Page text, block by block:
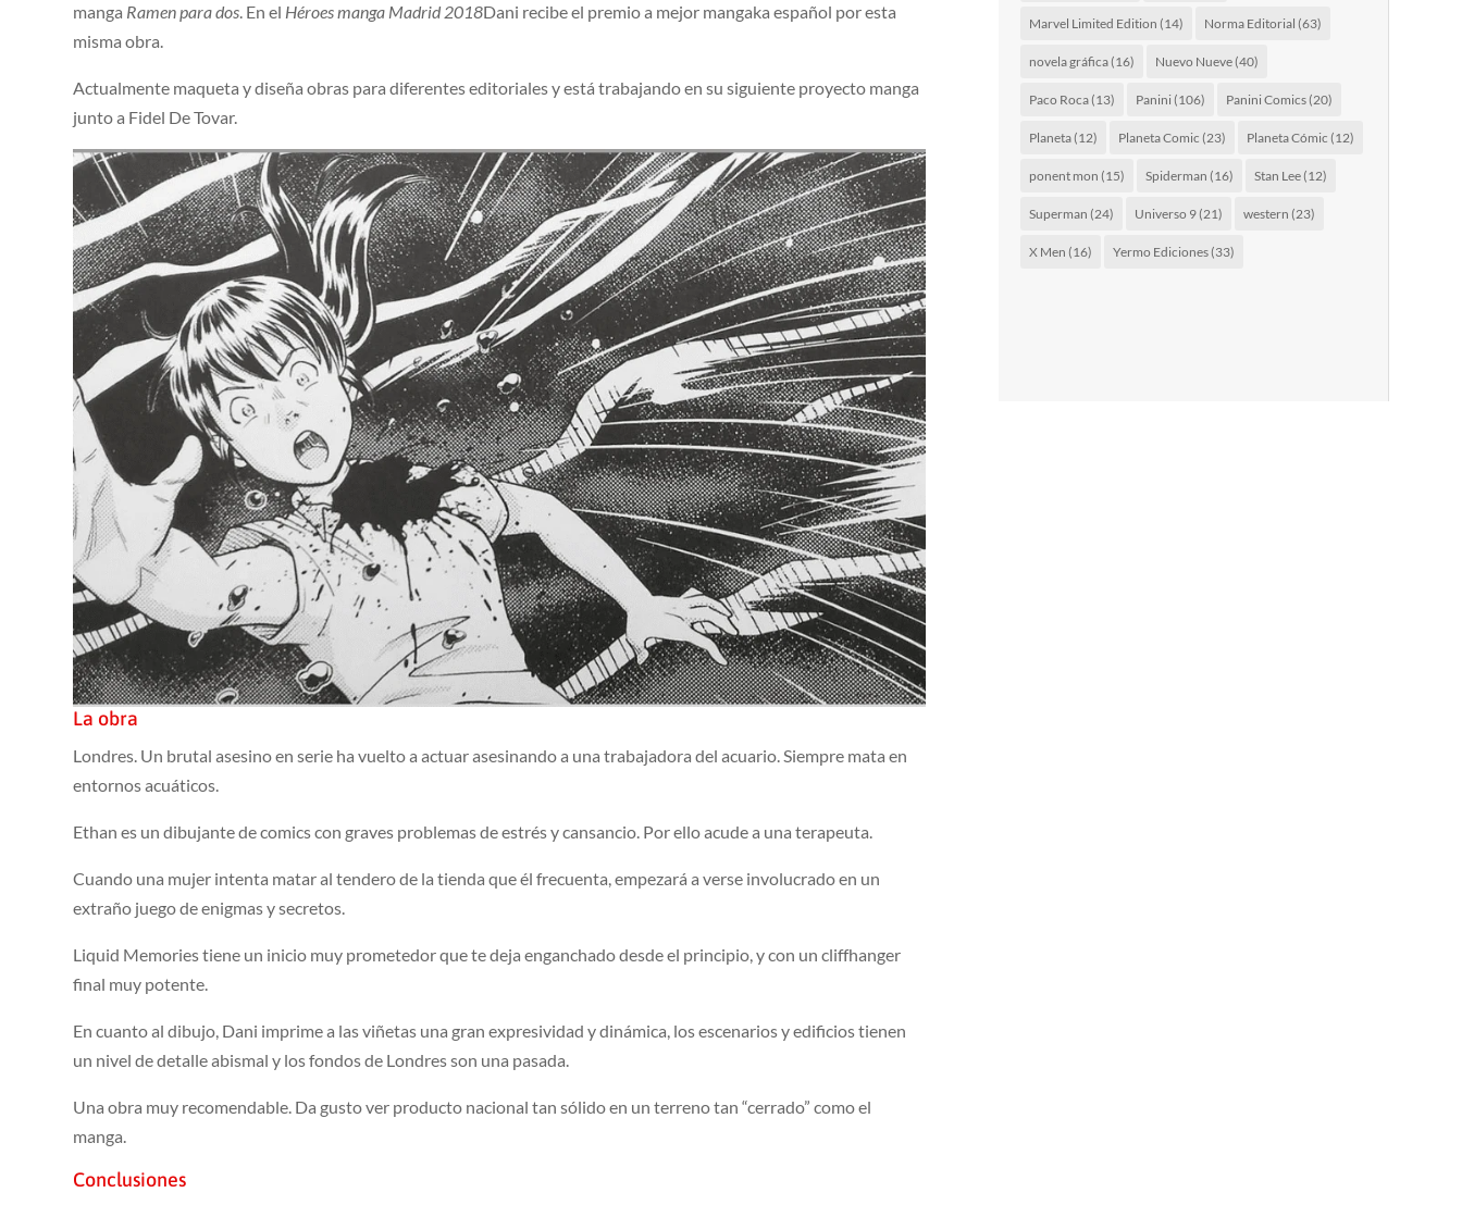
manga Ramen para dos. En el Héroes manga Madrid 2018Dani recibe el premio a mejor mangaka español por esta
misma obra.
Actualmente maqueta y diseña obras para diferentes editoriales y está trabajando en su siguiente proyecto manga
junto a Fidel De Tovar.
La obra
Londres. Un brutal asesino en serie ha vuelto a actuar asesinando a una trabajadora del acuario. Siempre mata en
entornos acuáticos.
Ethan es un dibujante de comics con graves problemas de estrés y cansancio. Por ello acude a una terapeuta.
Cuando una mujer intenta matar al tendero de la tienda que él frecuenta, empezará a verse involucrado en un
extraño juego de enigmas y secretos.
Liquid Memories tiene un inicio muy prometedor que te deja enganchado desde el principio, y con un cliffhanger
final muy potente.
En cuanto al dibujo, Dani imprime a las viñetas una gran expresividad y dinámica, los escenarios y edificios tienen
un nivel de detalle abismal y los fondos de Londres son una pasada.
Una obra muy recomendable. Da gusto ver producto nacional tan sólido en un terreno tan “cerrado” como el
manga.
Conclusiones
Marvel Limited Edition (14) Norma Editorial (63)
novela gráfica(16) Nuevo Nueve(40)
Paco Roca(13) Panini(106) Panini Comics(20)
Planeta(12) Planeta Comic (23) Planeta Cómic (12)
ponent mon (15) Spiderman (16) Stan Lee(12)
Superman (24) Universo 9(21) western (23)
X Men (16) Yermo Ediciones(33)